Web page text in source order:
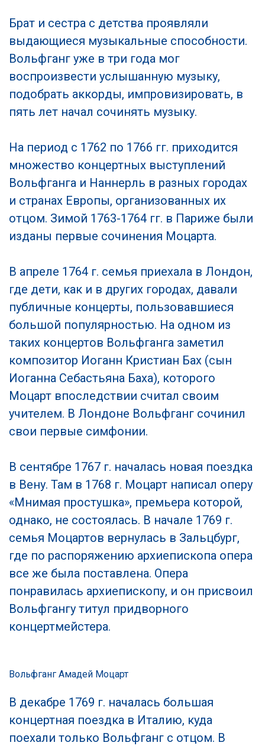
Брат и сестра с детства проявляли
выдающиеся музыкальные способности.
Вольфганг уже в три года мог
воспроизвести услышанную музыку,
подобрать аккорды, импровизировать, в
пять лет начал сочинять музыку.
На период с 1762 по 1766 гг. приходится
множество концертных выступлений
Вольфганга и Наннерль в разных городах
и странах Европы, организованных их
отцом. Зимой 1763-1764 гг. в Париже были
изданы первые сочинения Моцарта.
В апреле 1764 г. семья приехала в Лондон,
где дети, как и в других городах, давали
публичные концерты, пользовавшиеся
большой популярностью. На одном из
таких концертов Вольфганга заметил
композитор Иоганн Кристиан Бах (сын
Иоганна Себастьяна Баха), которого
Моцарт впоследствии считал своим
учителем. В Лондоне Вольфганг сочинил
свои первые симфонии.
В сентябре 1767 г. началась новая поездка
в Вену. Там в 1768 г. Моцарт написал оперу
«Мнимая простушка», премьера которой,
однако, не состоялась. В начале 1769 г.
семья Моцартов вернулась в Зальцбург,
где по распоряжению архиепископа опера
все же была поставлена. Опера
понравилась архиепископу, и он присвоил
Вольфгангу титул придворного
концертмейстера.
Вольфганг Амадей Моцарт
В декабре 1769 г. началась большая
концертная поездка в Италию, куда
поехали только Вольфганг с отцом. В